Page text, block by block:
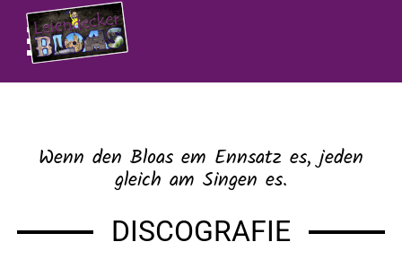
Wenn den Bloas em Ennsatz es, jeden
gleich am Singen es.
DISCOGRAFIE